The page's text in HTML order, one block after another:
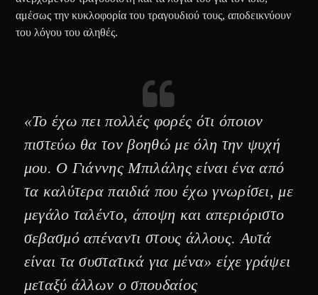
αμέσως την κυκλοφορία του τραγουδιού τους, αποδεικνύουν
του λόγου του αληθές.
«Το έχω πει πολλές φορές ότι όποιον
πιστεύω θα τον βοηθώ με όλη την ψυχή
μου. Ο Γιάννης Μπιλάλης είναι ένα από
τα καλύτερα παιδιά που έχω γνωρίσει, με
μεγάλο ταλέντο, άποψη και απεριόριστο
σεβασμό απέναντι στους άλλους. Αυτά
είναι τα συστατικά για μένα» είχε γράψει
μεταξύ άλλων ο σπουδαίος